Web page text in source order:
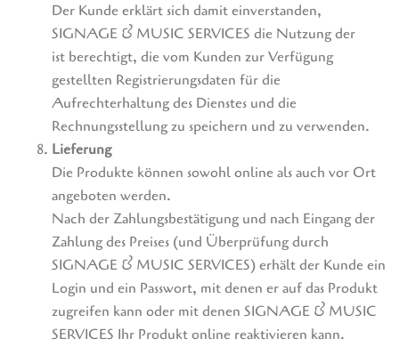
Der Kunde erklärt sich damit einverstanden,
SIGNAGE & MUSIC SERVICES die Nutzung der
ist berechtigt, die vom Kunden zur Verfügung
gestellten Registrierungsdaten für die
Aufrechterhaltung des Dienstes und die
Rechnungsstellung zu speichern und zu verwenden.
Lieferung
Die Produkte können sowohl online als auch vor Ort
angeboten werden.
Nach der Zahlungsbestätigung und nach Eingang der
Zahlung des Preises (und Überprüfung durch
SIGNAGE & MUSIC SERVICES) erhält der Kunde ein
Login und ein Passwort, mit denen er auf das Produkt
zugreifen kann oder mit denen SIGNAGE & MUSIC
SERVICES Ihr Produkt online reaktivieren kann.